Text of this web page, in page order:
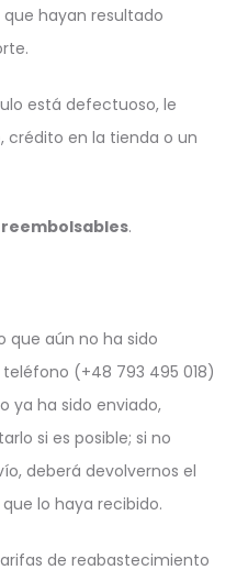
hayan resultado
está defectuoso, le
crédito en la tienda o un
reembolsables.
que aún no ha sido
(+48 793 495 018)
ya ha sido enviado,
si es posible; si no
deberá devolvernos el
lo haya recibido.
de reabastecimiento